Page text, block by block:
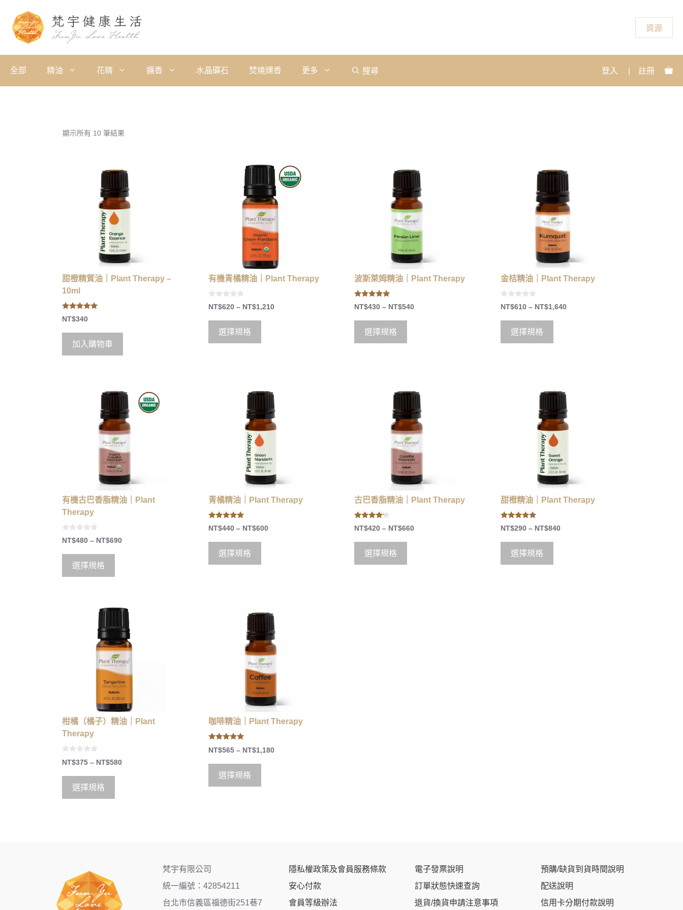
資源
全部 精油 花精 擴香 水晶礦石 焚燒燻香 更多 搜尋 登入 註冊
顯示所有 10 筆結果
甜橙精質油｜Plant Therapy –
10ml
5.00
out of 5
NT$340
加入購物車
有機青橘精油｜Plant Therapy
0
o
5
NT$620 – NT$1,210
選擇規格
波斯萊姆精油｜Plant Therapy
5.00
out of 5
NT$430 – NT$540
選擇規格
金桔精油｜Plant Therapy
0
o
5
NT$610 – NT$1,640
選擇規格
有機古巴香脂精油｜Plant
Therapy
0
o
5
NT$480 – NT$690
選擇規格
青橘精油｜Plant Therapy
5.00
out of 5
NT$440 – NT$600
選擇規格
古巴香脂精油｜Plant Therapy
4.00
out of 5
NT$420 – NT$660
選擇規格
甜橙精油｜Plant Therapy
5.00
out of 5
NT$290 – NT$840
選擇規格
柑橘（橘子）精油｜Plant
Therapy
0
o
t
5
NT$375 – NT$580
選擇規格
咖啡精油｜Plant Therapy
5.00
out of 5
NT$565 – NT$1,180
選擇規格
梵宇有限公司
統一編號：42854211
台北市信義區福德街251巷7
隱私權政策及會員服務條款
安心付款
會員等級辦法
電子發票說明
訂單狀態快速查詢
退貨/換貨申請注意事項
預購/缺貨到貨時間說明
配送說明
信用卡分期付款說明